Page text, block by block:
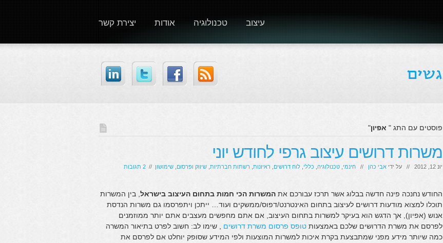
יצירת קשר אודות טכנולוגיה עיצוב
פוסטים עם התג " אפיון"
משרות דרושים עיצוב גרפי לחודש יוני
יונ 12, 2012 // על ידי אבי כהן // חינמי טכנולוגיה כללי לוח דרושים ראיונות רשתות חברתיות שיווק ופרסום שימושון // 2 תגובות
החודש נחנכה פינה חדשה בבלוג אשר תרכז עבורכם את המשרות הכי חמות בתחום העיצוב בישראל , בין המשרות
תוכלו למצוא מודעות דרושים לעיצוב בתחום האינטרנט/דפוס/ממשקים ועוד… ייתכן ויתפרסמו גם משרות הנדסת
אנוש (אפיון), אך הדגש הוא בעיקר למשרות בתחום העיצוב, אם אתם מחפשים מעצבים אתם יותר ממוזמנים
לפרסם את משרת הדרושים שלכם באמצעות טופס פרסום משרת דרושים , שימו לב: חשוב לפרט בתיאור המשרה
כמה שיותר מידע מפני שמתבצעת בקרת איכות למשרות המוצעות ולפי המידע שסופק יוחלט אם לפרסם את